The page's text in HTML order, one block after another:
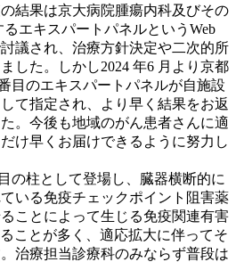
結果は京大病院腫瘍内科及びその
エキスパートパネルというWeb
議され、治療方針決定や二次的所
した。しかし2024 年6 月より京都
目のエキスパートパネルが自施設
て指定され、より早く結果をお返
。今後も地域のがん患者さんに適
け早くお届けできるように努力し
の柱として登場し、臓器横断的に
いる免疫チェックポイント阻害薬
ことによって生じる免疫関連有害
ことが多く、適応拡大に伴ってそ
治療担当診療科のみならず普段は